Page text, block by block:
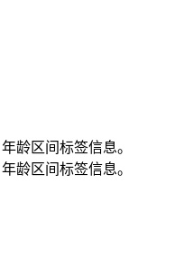
龄区间标签信息。
龄区间标签信息。